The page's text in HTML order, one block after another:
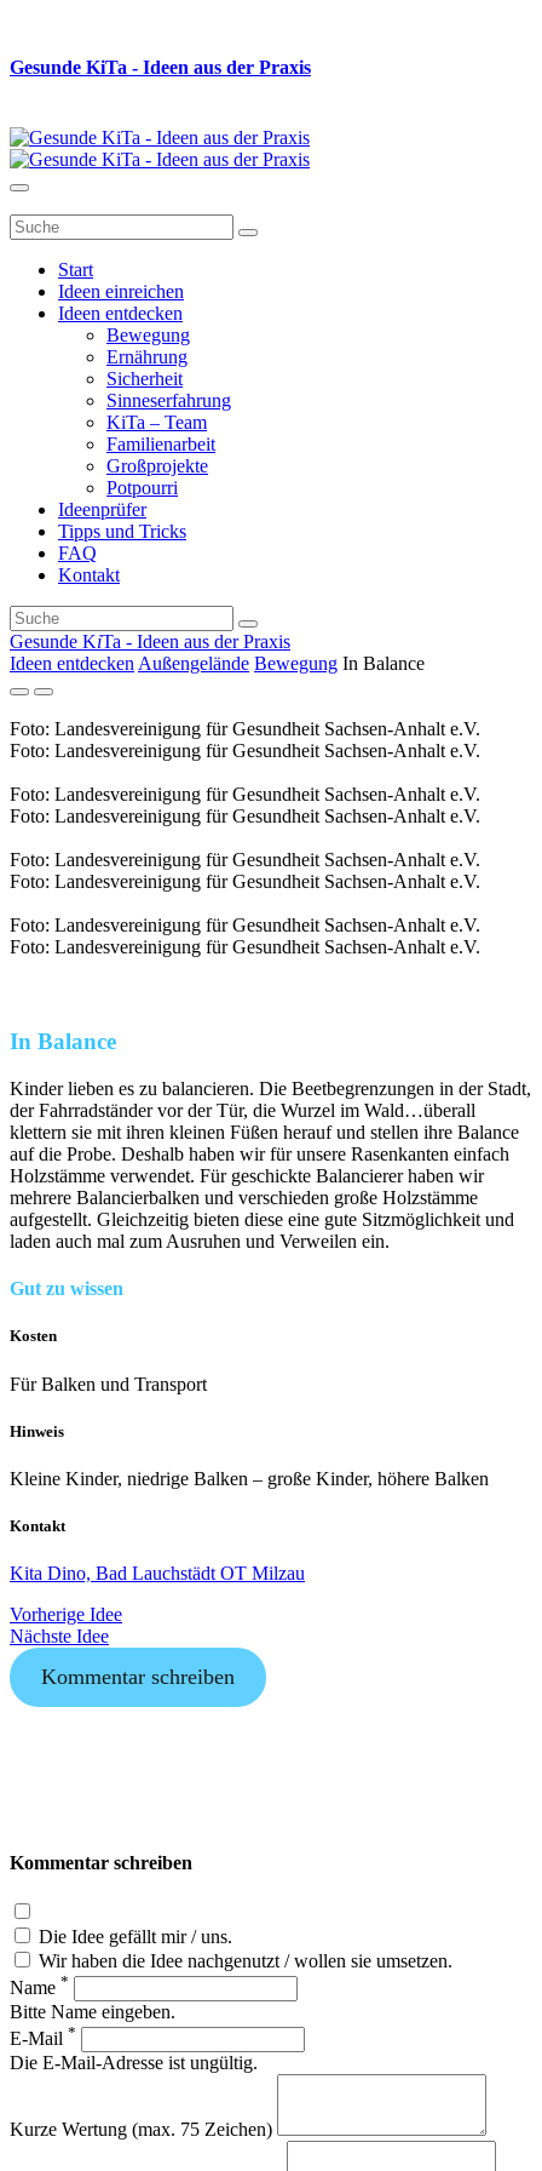
Gesunde KiTa - Ideen aus der Praxis
Start
Ideen einreichen
Ideen entdecken
Bewegung
Ernährung
Sicherheit
Sinneserfahrung
KiTa – Team
Familienarbeit
Großprojekte
Potpourri
Ideenprüfer
Tipps und Tricks
FAQ
Kontakt
Gesunde KiTa - Ideen aus der Praxis
Ideen entdecken Außengelände Bewegung In Balance
Foto: Landesvereinigung für Gesundheit Sachsen-Anhalt e.V.
Foto: Landesvereinigung für Gesundheit Sachsen-Anhalt e.V.
Foto: Landesvereinigung für Gesundheit Sachsen-Anhalt e.V.
Foto: Landesvereinigung für Gesundheit Sachsen-Anhalt e.V.
Foto: Landesvereinigung für Gesundheit Sachsen-Anhalt e.V.
Foto: Landesvereinigung für Gesundheit Sachsen-Anhalt e.V.
Foto: Landesvereinigung für Gesundheit Sachsen-Anhalt e.V.
Foto: Landesvereinigung für Gesundheit Sachsen-Anhalt e.V.
In Balance
Kinder lieben es zu balancieren. Die Beetbegrenzungen in der Stadt,
der Fahrradständer vor der Tür, die Wurzel im Wald…überall
klettern sie mit ihren kleinen Füßen herauf und stellen ihre Balance
auf die Probe. Deshalb haben wir für unsere Rasenkanten einfach
Holzstämme verwendet. Für geschickte Balancierer haben wir
mehrere Balancierbalken und verschieden große Holzstämme
aufgestellt. Gleichzeitig bieten diese eine gute Sitzmöglichkeit und
laden auch mal zum Ausruhen und Verweilen ein.
Gut zu wissen
Kosten
Für Balken und Transport
Hinweis
Kleine Kinder, niedrige Balken – große Kinder, höhere Balken
Kontakt
Kita Dino, Bad Lauchstädt OT Milzau
Vorherige Idee
Nächste Idee
Kommentar schreiben
Kommentar schreiben
Die Idee gefällt mir / uns.
Wir haben die Idee nachgenutzt / wollen sie umsetzen.
Name *
Bitte Name eingeben.
E-Mail *
Die E-Mail-Adresse ist ungültig.
Kurze Wertung (max. 75 Zeichen)